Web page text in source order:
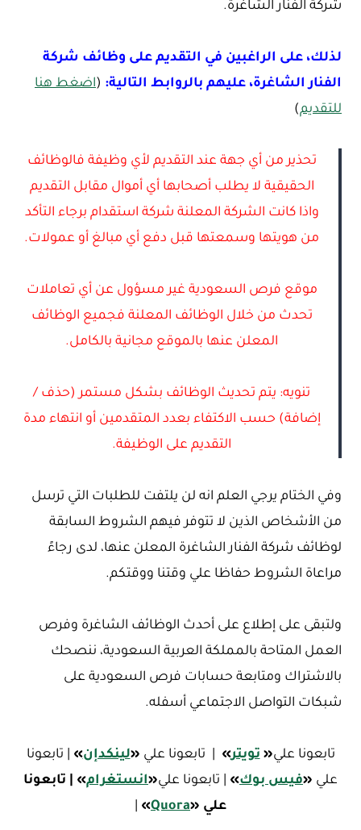
شركة الفنار الشاغرة.
لذلك، على الراغبين في التقديم على وظائف شركة
الفنار الشاغرة، عليهم بالروابط التالية: (اضغط هنا
للتقديم)
تحذير من أي جهة عند التقديم لأي وظيفة فالوظائف
الحقيقية لا يطلب أصحابها أي أموال مقابل التقديم
واذا كانت الشركة المعلنة شركة استقدام برجاء التأكد
من هويتها وسمعتها قبل دفع أي مبالغ أو عمولات.
موقع فرص السعودية غير مسؤول عن أي تعاملات
تحدث من خلال الوظائف المعلنة فجميع الوظائف
المعلن عنها بالموقع مجانية بالكامل.
تنويه: يتم تحديث الوظائف بشكل مستمر (حذف /
إضافة) حسب الاكتفاء بعدد المتقدمين أو انتهاء مدة
التقديم على الوظيفة.
وفي الختام يرجي العلم انه لن يلتفت للطلبات التي ترسل
من الأشخاص الذين لا تتوفر فيهم الشروط السابقة
لوظائف شركة الفنار الشاغرة المعلن عنها، لدى رجاءً
مراعاة الشروط حفاظا علي وقتنا ووقتكم.
ولتبقى على إطلاع على أحدث الوظائف الشاغرة وفرص
العمل المتاحة بالمملكة العربية السعودية، ننصحك
بالاشتراك ومتابعة حسابات فرص السعودية على
شبكات التواصل الاجتماعي أسفله.
تابعونا علي« تويتر» | تابعونا علي «لينكدإن» | تابعونا
علي «فيس بوك» | تابعونا علي«انستغرام»
| تابعونا
علي «
Quora
»